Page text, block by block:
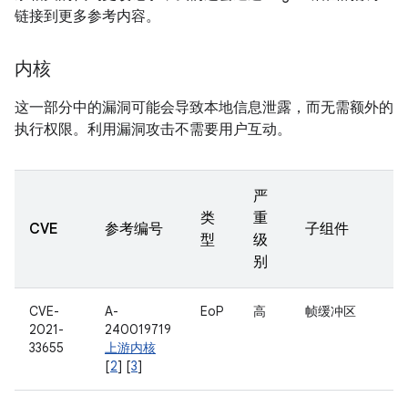
链接到更多参考内容。
内核
这一部分中的漏洞可能会导致本地信息泄露，而无需额外的
执行权限。利用漏洞攻击不需要用户互动。
CVE 参考编号
类
型
严
重
级
别
子组件
CVE-
2021-
33655
A-
240019719
上游内核
[2] [3]
EoP 高 帧缓冲区